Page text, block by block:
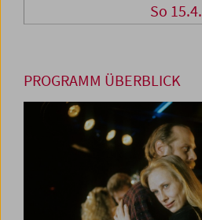
So 15.4.
PROGRAMM ÜBERBLICK